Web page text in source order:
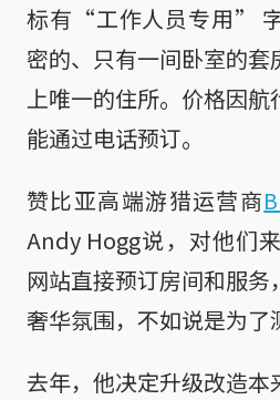
标有“工作人员专用”
密的、只有一间卧室的
上唯一的住所。价格因航
能通过电话预订。
赞比亚高端游猎运营商
Andy Hogg说，对他们
网站直接预订房间和服
奢华氛围，不如说是为了
去年，他决定升级改造本